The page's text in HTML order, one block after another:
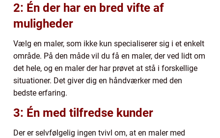
2: Én der har en bred vifte af
muligheder
Vælg en maler, som ikke kun specialiserer sig i et enkelt
område. På den måde vil du få en maler, der ved lidt om
det hele, og en maler der har prøvet at stå i forskellige
situationer. Det giver dig en håndværker med den
bedste erfaring.
3: Én med tilfredse kunder
Der er selvfølgelig ingen tvivl om, at en maler med